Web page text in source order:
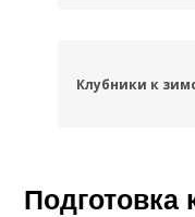
Клубники к
клубника
Подготовка